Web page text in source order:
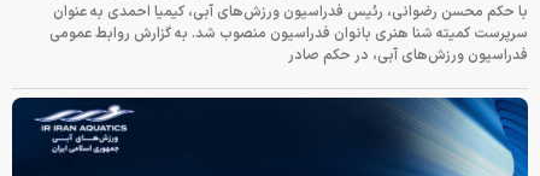
با حکم محسن رضوانی، رئیس فدراسیون ورزش‌های آبی، کیمیا احمدی به عنوان
سرپرست کمیته شنا هنری بانوان فدراسیون منصوب شد. به گزارش روابط عمومی
فدراسیون ورزش‌های آبی، در حکم صادر